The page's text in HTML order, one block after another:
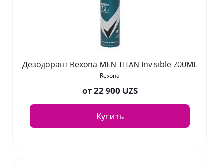
Дезодорант Rexona MEN TITAN Invisible 200ML
Rexona
от22 900 UZS
Купить